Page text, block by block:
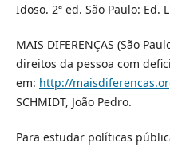
Idoso. 2ª ed. São Paulo: Ed.
MAIS DIFERENÇAS (São
direitos da pessoa com
em: http://
SCHMIDT, João Pedro.
Para estudar políticas